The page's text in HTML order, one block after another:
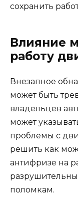
сохранить
Влияние
работу
Внезапное
может быть
владельцев
может
проблемы с
решить как
антифризе на
поломкам.